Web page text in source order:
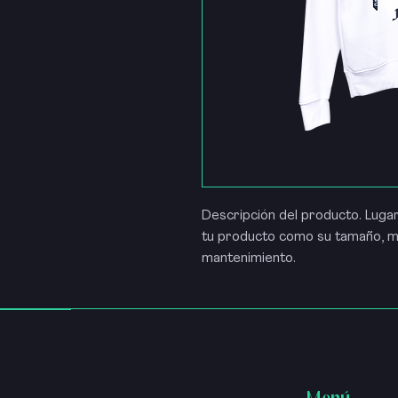
Descripción del producto.
tu producto como su tamaño,
mantenimiento.